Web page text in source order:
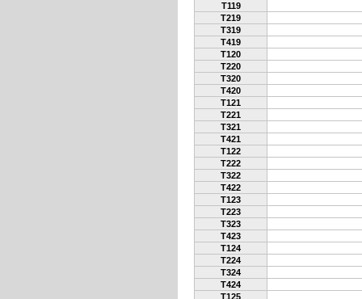
T119
T219
T319
T419
T120
T220
T320
T420
T121
T221
T321
T421
T122
T222
T322
T422
T123
T223
T323
T423
T124
T224
T324
T424
T125